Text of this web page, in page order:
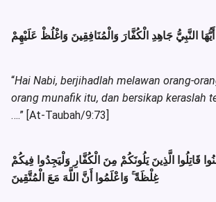
أَيُّهَا النَّبِيُّ جَاهِدِ الْكُفَّارَ وَالْمُنَافِقِينَ وَاغْلُظْ عَلَيْهِمْ
“Hai Nabi, berjihadlah melawan orang-
orang munafik itu, dan bersikap keraslah
….” [At-Taubah/9:73]
قَاتِلُوا الَّذِينَ يَلُونَكُمْ مِنَ الْكُفَّارِ وَلْيَجِدُوا فِيكُمْ
غِلْظَةًۚ وَاعْلَمُوا أَنَّ اللَّهَ مَعَ الْمُتَّقِينَ